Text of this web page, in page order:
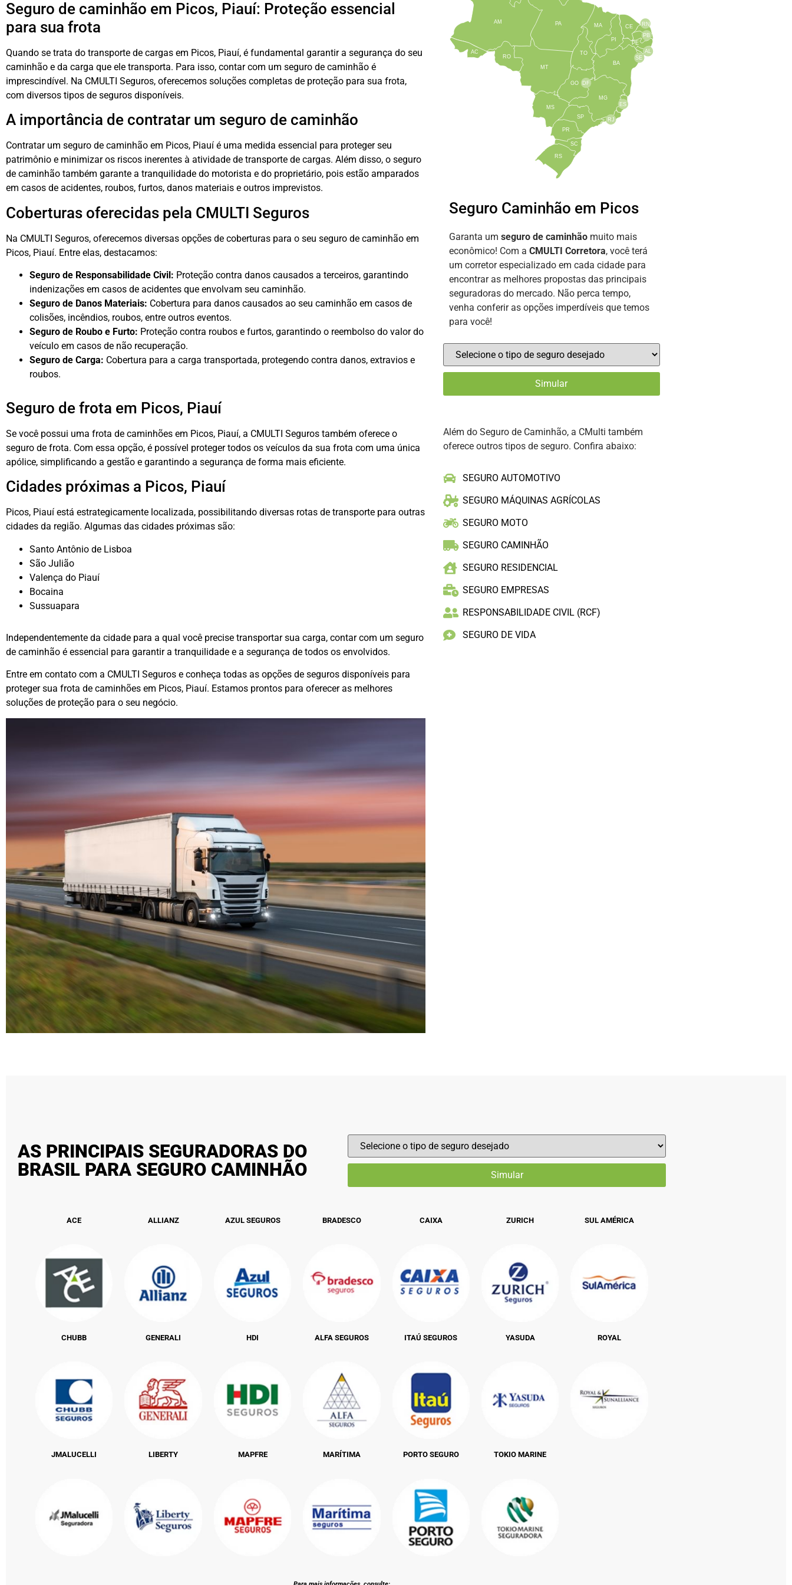
Seguro de caminhão em Picos, Piauí: Proteção essencial
para sua frota
Quando se trata do transporte de cargas em Picos, Piauí, é fundamental garantir a segurança do seu
caminhão e da carga que ele transporta. Para isso, contar com um seguro de caminhão é
imprescindível. Na CMULTI Seguros, oferecemos soluções completas de proteção para sua frota,
com diversos tipos de seguros disponíveis.
A importância de contratar um seguro de caminhão
Contratar um seguro de caminhão em Picos, Piauí é uma medida essencial para proteger seu
patrimônio e minimizar os riscos inerentes à atividade de transporte de cargas. Além disso, o seguro
de caminhão também garante a tranquilidade do motorista e do proprietário, pois estão amparados
em casos de acidentes, roubos, furtos, danos materiais e outros imprevistos.
Coberturas oferecidas pela CMULTI Seguros
Na CMULTI Seguros, oferecemos diversas opções de coberturas para o seu seguro de caminhão em
Picos, Piauí. Entre elas, destacamos:
Seguro de Responsabilidade Civil: Proteção contra danos causados a terceiros, garantindo
indenizações em casos de acidentes que envolvam seu caminhão.
Seguro de Danos Materiais: Cobertura para danos causados ao seu caminhão em casos de
colisões, incêndios, roubos, entre outros eventos.
Seguro de Roubo e Furto: Proteção contra roubos e furtos, garantindo o reembolso do valor do
veículo em casos de não recuperação.
Seguro de Carga: Cobertura para a carga transportada, protegendo contra danos, extravios e
roubos.
Seguro de frota em Picos, Piauí
Se você possui uma frota de caminhões em Picos, Piauí, a CMULTI Seguros também oferece o
seguro de frota. Com essa opção, é possível proteger todos os veículos da sua frota com uma única
apólice, simplificando a gestão e garantindo a segurança de forma mais eficiente.
Cidades próximas a Picos, Piauí
Picos, Piauí está estrategicamente localizada, possibilitando diversas rotas de transporte para outras
cidades da região. Algumas das cidades próximas são:
Santo Antônio de Lisboa
São Julião
Valença do Piauí
Bocaina
Sussuapara
Independentemente da cidade para a qual você precise transportar sua carga, contar com um seguro
de caminhão é essencial para garantir a tranquilidade e a segurança de todos os envolvidos.
Entre em contato com a CMULTI Seguros e conheça todas as opções de seguros disponíveis para
proteger sua frota de caminhões em Picos, Piauí. Estamos prontos para oferecer as melhores
soluções de proteção para o seu negócio.
TO
BA
SE
PE
AL
RN
CE
PI
MA
PA
AM
AC
RO
MT
MS
GO
PR
SC
RS
SP
MG
RJ
ES
DF
PB
Seguro Caminhão em Picos
Garanta um seguro de caminhão muito mais
econômico! Com a CMULTI Corretora, você terá
um corretor especializado em cada cidade para
encontrar as melhores propostas das principais
seguradoras do mercado. Não perca tempo,
venha conferir as opções imperdíveis que temos
para você!
Além do Seguro de Caminhão, a CMulti também
oferece outros tipos de seguro. Confira abaixo:
SEGURO AUTOMOTIVO
SEGURO MÁQUINAS AGRÍCOLAS
SEGURO MOTO
SEGURO CAMINHÃO
SEGURO RESIDENCIAL
SEGURO EMPRESAS
RESPONSABILIDADE CIVIL (RCF)
SEGURO DE VIDA
AS PRINCIPAIS SEGURADORAS DO
BRASIL PARA SEGURO CAMINHÃO
ACE
CHUBB
JMALUCELLI
ALLIANZ
GENERALI
LIBERTY
AZUL SEGUROS
HDI
MAPFRE
BRADESCO
ALFA SEGUROS
MARÍTIMA
CAIXA
ITAÚ SEGUROS
PORTO SEGURO
ZURICH
YASUDA
TOKIO MARINE
SUL AMÉRICA
ROYAL